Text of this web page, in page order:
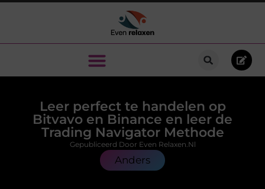
Leer perfect te handelen op
Bitvavo en Binance en leer de
Trading Navigator Methode
Anders
Gepubliceerd Door Even Relaxen.nl